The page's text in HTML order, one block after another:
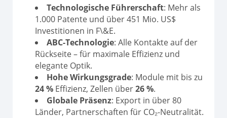
Technologische Führerschaft: Mehr als
1.000 Patente und über 451 Mio. US$
Investitionen in F\&E.
ABC-Technologie: Alle Kontakte auf der
Rückseite – für maximale Effizienz und
elegante Optik.
Hohe Wirkungsgrade: Module mit bis zu
24 % Effizienz, Zellen über26 %.
Globale Präsenz: Export in über 80
Länder, Partnerschaften für CO₂-Neutralität.